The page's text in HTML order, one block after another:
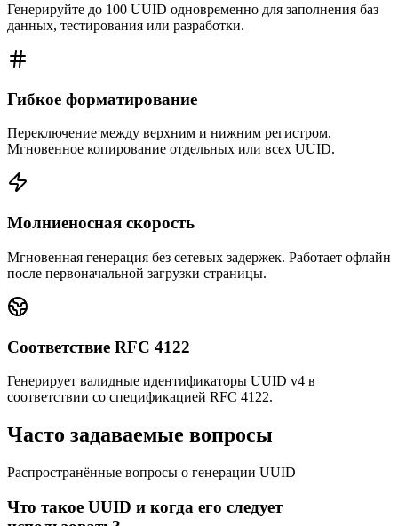
Генерируйте до 100 UUID одновременно для заполнения баз
данных, тестирования или разработки.
Гибкое форматирование
Переключение между верхним и нижним регистром.
Мгновенное копирование отдельных или всех UUID.
Молниеносная скорость
Мгновенная генерация без сетевых задержек. Работает офлайн
после первоначальной загрузки страницы.
Соответствие RFC 4122
Генерирует валидные идентификаторы UUID v4 в
соответствии со спецификацией RFC 4122.
Часто задаваемые вопросы
Распространённые вопросы о генерации UUID
Что такое UUID и когда его следует